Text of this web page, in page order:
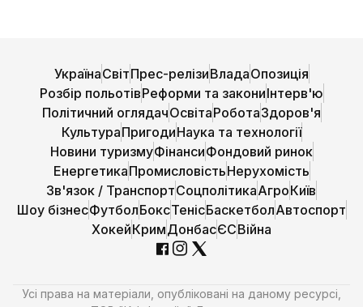
УкраїнаСвітПрес-релізиВладаОпозиція
Розбір польотівРеформи та закониІнтерв'ю
Політичний оглядачОсвітаРоботаЗдоров'я
КультураПригодиНаука та технології
Новини туризмуФінансиФондовий ринок
ЕнергетикаПромисловістьНерухомість
Зв'язок / ТранспортСоцполітикаАгроКиїв
Шоу бізнесФутболБоксТенісБаскетболАвтоспорт
ХокейКримДонбасЄСВійна
Усі права на матеріали, опубліковані на даному ресурсі,